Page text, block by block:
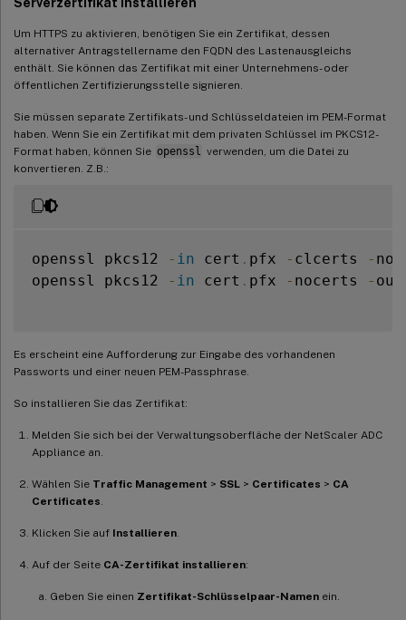
Um HTTPS zu aktivieren, benötigen Sie ein Zertifikat, dessen
alternativer Antragstellername den FQDN des Lastenausgleichs
enthält. Sie können das Zertifikat mit einer Unternehmens- oder
öffentlichen Zertifizierungsstelle signieren.
Sie müssen separate Zertifikats- und Schlüsseldateien im PEM-Format
haben. Wenn Sie ein Zertifikat mit dem privaten Schlüssel im PKCS12-
Format haben, können Sie openssl
verwenden, um die Datei zu
konvertieren. Z.B.:
openssl pkcs12 - in cert . pfx - clcerts -
openssl pkcs12
- in cert . pfx - nocerts -
Es erscheint eine Aufforderung zur Eingabe des vorhandenen
Passworts und einer neuen PEM-Passphrase.
So installieren Sie das Zertifikat:
Melden Sie sich bei der Verwaltungsoberfläche der NetScaler ADC
Appliance an.
Wählen Sie Traffic Management > SSL > Certificates > CA
Certificates
Klicken Sie auf Installieren
Auf der Seite CA-Zertifikat installieren:
Geben Sie einen Zertifikat-Schlüsselpaar-Namen ein.